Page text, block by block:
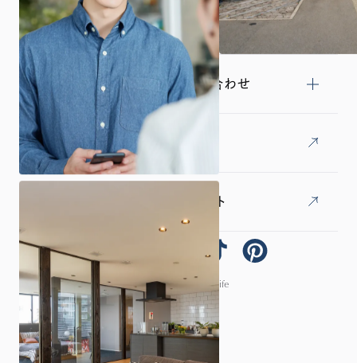
土地探し
来場予約・資料請求・お問い合わせ
採用情報
オーナー様専用LINEアカウント
© 2026 ARCHI homelife